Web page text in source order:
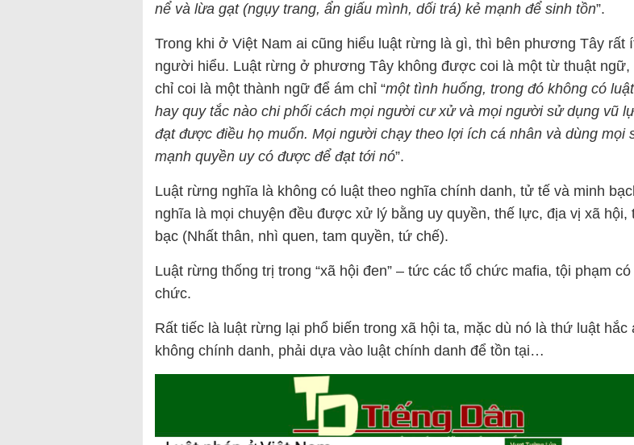
nể và lừa gạt (ngụy trang, ẩn giấu mình, dối trá) kẻ mạnh để sinh tồn”.
Trong khi ở Việt Nam ai cũng hiểu luật rừng là gì, thì bên phương Tây rất
người hiểu. Luật rừng ở phương Tây không được coi là một từ thuật ngữ,
chỉ coi là một thành ngữ để ám chỉ “một tình huống, trong đó không có
hay quy tắc nào chi phối cách mọi người cư xử và mọi người sử dụng vũ
đạt được điều họ muốn. Mọi người chạy theo lợi ích cá nhân và dùng mọi
mạnh quyền uy có được để đạt tới nó”.
Luật rừng nghĩa là không có luật theo nghĩa chính danh, tử tế và minh
nghĩa là mọi chuyện đều được xử lý bằng uy quyền, thế lực, địa vị xã hội,
bạc (Nhất thân, nhì quen, tam quyền, tứ chế).
Luật rừng thống trị trong “xã hội đen” – tức các tổ chức mafia, tội phạm có
chức.
Rất tiếc là luật rừng lại phổ biến trong xã hội ta, mặc dù nó là thứ luật hắc
không chính danh, phải dựa vào luật chính danh để tồn tại…